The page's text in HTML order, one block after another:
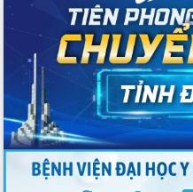
Du lịch Đắk Lắk nâng tầm trải nghiệm
du khách thông qua Hệ thống cơ sở dữ
liệu và Bản đồ số
Tập huấn ứng dụng trí tuệ nhân tạo (AI)
trong thương mại điện tử năm 2026
Đoàn đại biểu Quốc hội tỉnh Đắk Lắk
trao đổi thông tin trước Kỳ họp thứ
nhất, Quốc hội khóa XVI
Quyết liệt cải cách hành chính, khơi
thông nguồn lực phát triển